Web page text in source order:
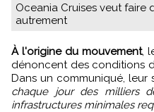
Oceania Cruises veut faire
autrement
À l'origine du mouvement,
dénoncent des conditions
Dans un communiqué, leur
chaque jour des milliers
infrastructures minimales